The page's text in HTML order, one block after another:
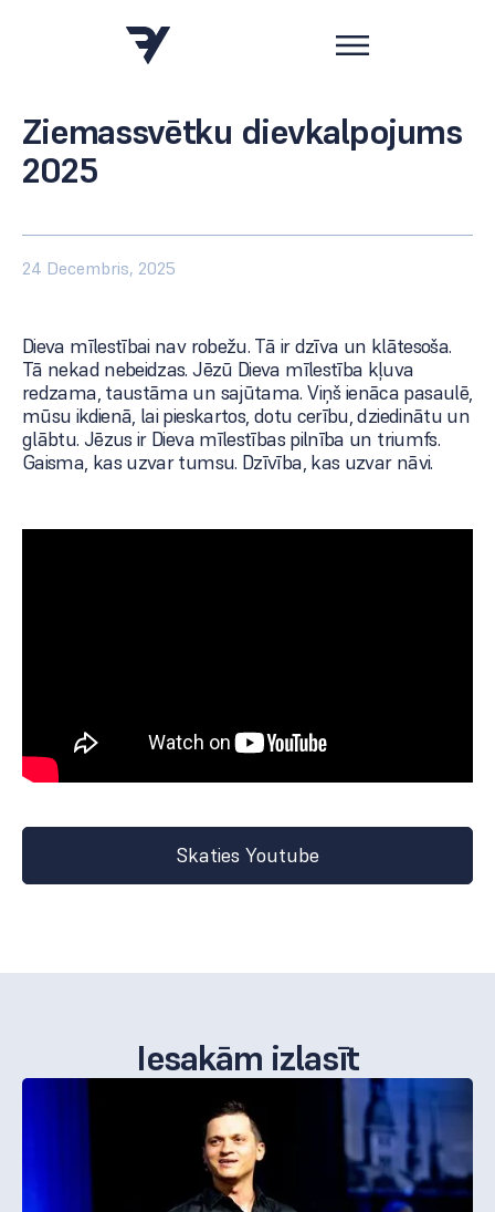
Ziemassvētku dievkalpojums
2025
24 Decembris, 2025
Dieva mīlestībai nav robežu. Tā ir dzīva un klātesoša.
Tā nekad nebeidzas. Jēzū Dieva mīlestība kļuva
redzama, taustāma un sajūtama. Viņš ienāca pasaulē,
mūsu ikdienā, lai pieskartos, dotu cerību, dziedinātu un
glābtu. Jēzus ir Dieva mīlestības pilnība un triumfs.
Gaisma, kas uzvar tumsu. Dzīvība, kas uzvar nāvi.
Skaties Youtube
Iesakām izlasīt